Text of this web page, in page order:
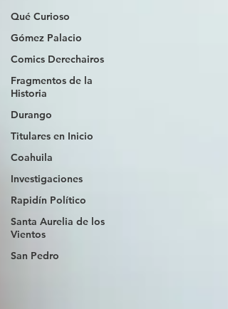
Qué Curioso
Gómez Palacio
Comics Derechairos
Fragmentos de la
Historia
Durango
Titulares en Inicio
Coahuila
Investigaciones
Rapidín Político
Santa Aurelia de los
Vientos
San Pedro